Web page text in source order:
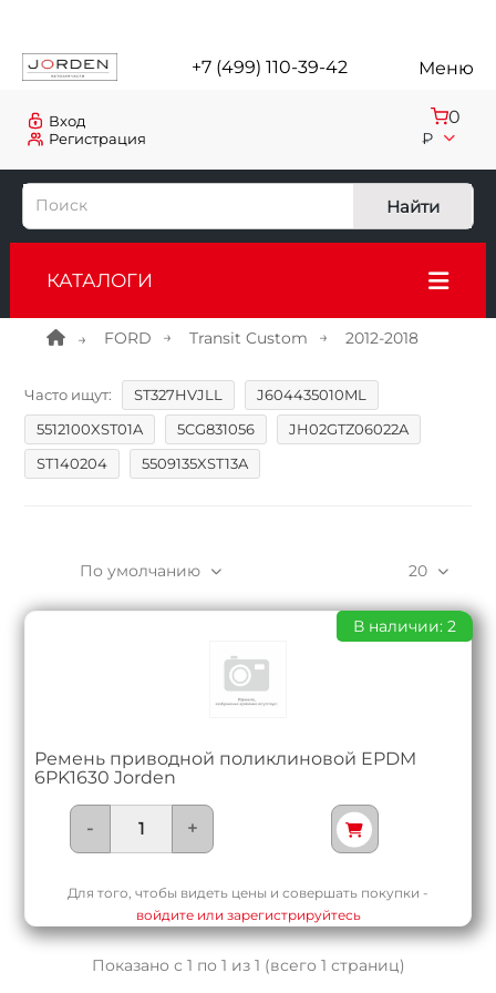
+7 (499) 110-39-42 Меню
Регистрация
Вход 0
₽
Найти
КАТАЛОГИ
FORD Transit Custom 2012-2018
Часто ищут: ST327HVJLL
J604435010ML
5512100XST01A
5CG831056
JH02GTZ06022A
ST140204
5509135XST13A
20
По умолчанию
Ремень приводной поликлиновой EPDM
6PK1630 Jorden
В наличии: 2
- +
Для того, чтобы видеть цены и совершать покупки -
войдите или зарегистрируйтесь
Показано с 1 по 1 из 1 (всего 1 страниц)